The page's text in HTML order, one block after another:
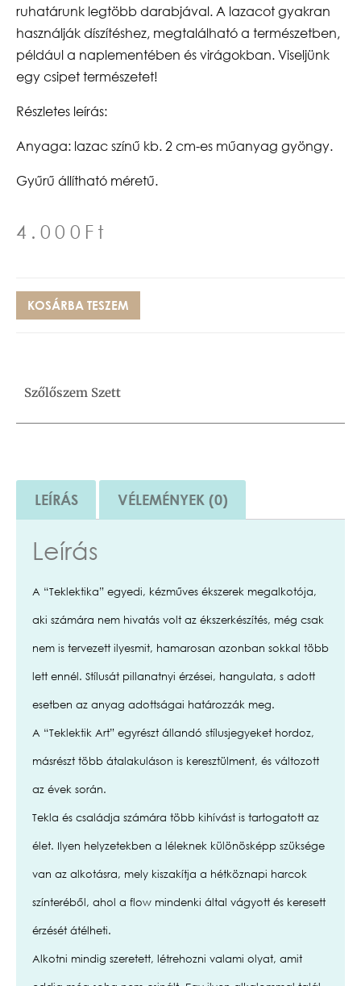
ruhatárunk legtöbb darabjával. A lazacot gyakran
használják díszítéshez, megtalálható a természetben,
például a naplementében és virágokban. Viseljünk
egy csipet természetet!
Részletes leírás:
Anyaga: lazac színű kb. 2 cm-es műanyag gyöngy.
Gyűrű állítható méretű.
4.000 Ft
KOSÁRBA TESZEM
Szőlőszem Szett
LEÍRÁS VÉLEMÉNYEK (0)
Leírás
A “Teklektika” egyedi, kézműves ékszerek megalkotója,
aki számára nem hivatás volt az ékszerkészítés, még csak
nem is tervezett ilyesmit, hamarosan azonban sokkal több
lett ennél. Stílusát pillanatnyi érzései, hangulata, s adott
esetben az anyag adottságai határozzák meg.
A “Teklektik Art” egyrészt állandó stílusjegyeket hordoz,
másrészt több átalakuláson is keresztülment, és változott
az évek során.
Tekla és családja számára több kihívást is tartogatott az
élet. Ilyen helyzetekben a léleknek különösképp szüksége
van az alkotásra, mely kiszakítja a hétköznapi harcok
színteréből, ahol a flow mindenki által vágyott és keresett
érzését átélheti.
Alkotni mindig szeretett, létrehozni valami olyat, amit